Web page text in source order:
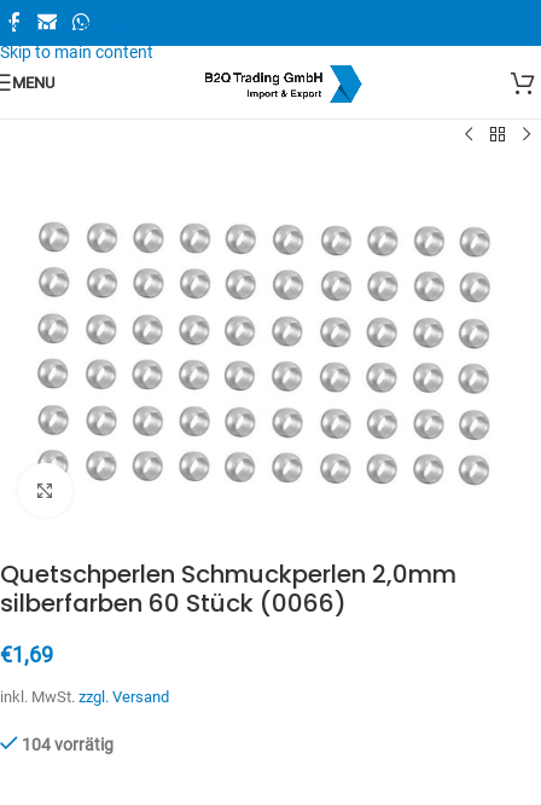
Skip to navigation
Skip to main content
MENU
Quetschperlen Schmuckperlen 2,0mm
silberfarben 60 Stück (0066)
€1,69
inkl. MwSt. zzgl. Versand
104 vorrätig